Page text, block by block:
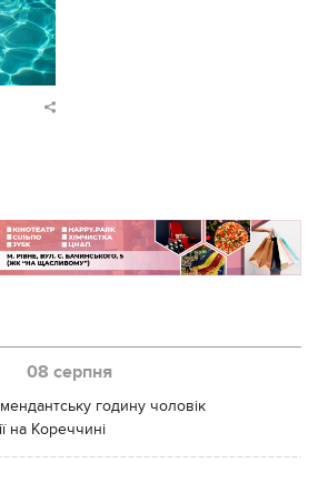
08 серпня
годину чоловік
на Кореччині